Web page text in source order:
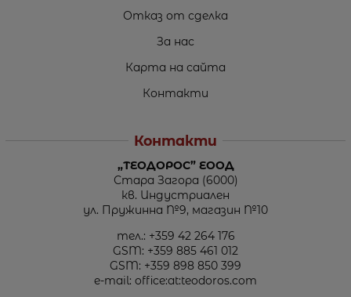
Отказ от сделка
За нас
Карта на сайта
Контакти
Контакти
„ТЕОДОРОС” ЕООД
Стара Загора (6000)
кв. Индустриален
ул. Пружинна №9, магазин №10
тел.: +359 42 264 176
GSM: +359 885 461 012
GSM: +359 898 850 399
e-mail: office:at:teodoros.com